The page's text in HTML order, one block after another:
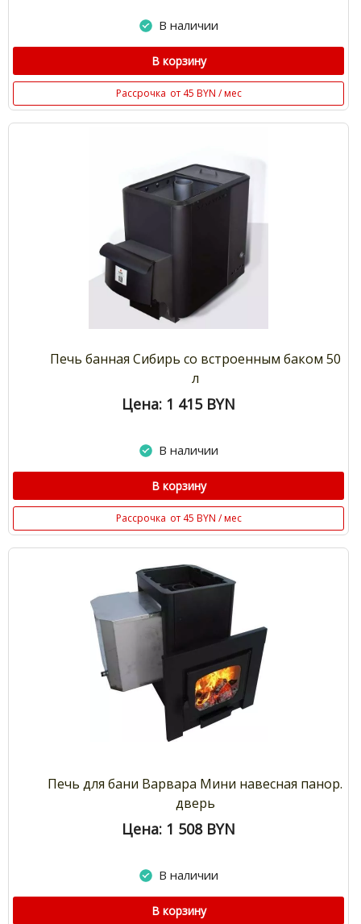
В наличии
В корзину
Рассрочка от 45 BYN / мес
Печь банная Сибирь со встроенным баком 50
л
Цена: 1 415 BYN
В наличии
В корзину
Рассрочка от 45 BYN / мес
Печь для бани Варвара Мини навесная панор.
дверь
Цена: 1 508 BYN
В наличии
В корзину